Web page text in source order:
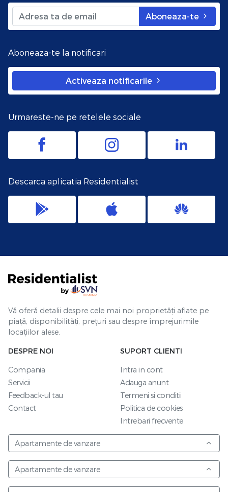
Aboneaza-te
Aboneaza-te la notificari
Activeaza notificarile
Urmareste-ne pe retelele sociale
Descarca aplicatia Residentialist
Vă oferă detalii despre cele mai noi proprietăți aflate pe
piață, disponibilități, prețuri sau despre împrejurimile
locațiilor alese.
DESPRE NOI
Compania
Servicii
Feedback-ul tau
Contact
SUPORT CLIENTI
Intra in cont
Adauga anunt
Termeni si conditii
Politica de cookies
Intrebari frecvente
Apartamente de vanzare
Apartamente de vanzare